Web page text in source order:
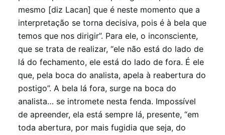
mesmo [diz Lacan] que é neste momento que a
interpretação se torna decisiva, pois é à bela que
temos que nos dirigir”. Para ele, o inconsciente,
que se trata de realizar, “ele não está do lado de
lá do fechamento, ele está do lado de fora. É ele
que, pela boca do analista, apela à reabertura do
postigo”. A bela lá fora, surge na boca do
analista… se intromete nesta fenda. Impossível
de apreender, ela está sempre lá, presente, “em
toda abertura, por mais fugidia que seja, do